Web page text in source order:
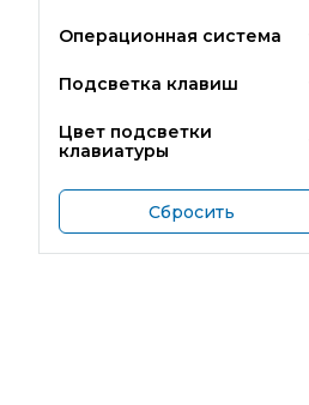
Операционная система
Подсветка клавиш
Цвет подсветки
клавиатуры
Сбросить